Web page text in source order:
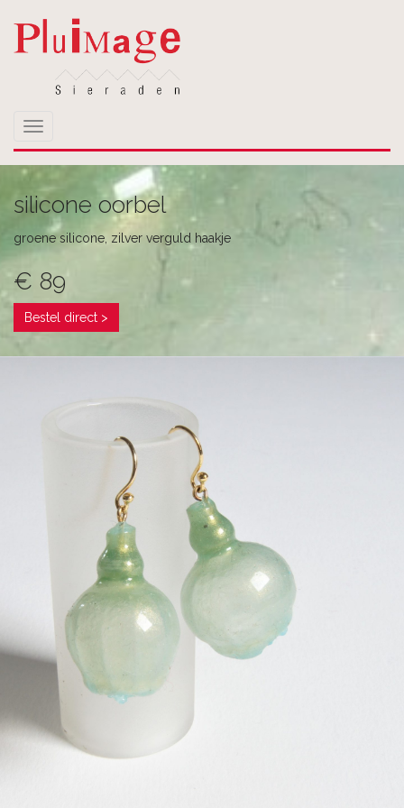
Toggle
navigation
silicone oorbel
groene silicone, zilver verguld haakje
€ 89
Bestel direct >
Uw bestelling
opmerking aan om welk werk het gaat.
We handelen de bestelling dan als volgt af:
We leggen het sieraad apart
We nemen contact op over de wijze van verzenden en
Het product wordt door ons verzonden!
Interesse in meerdere sieraden? Deze kunt u los bestellen,
wij voegen ze dan voor u bij elkaar.
Is er haast geboden probeer dan telefonisch contact met
Pluimage op te nemen.